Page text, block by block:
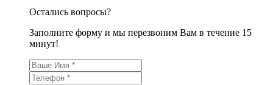
Остались вопросы?
Заполните форму и мы перезвоним Вам в течение 15
минут!